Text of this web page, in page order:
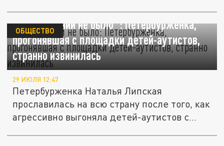
"Оскорблений не было": Петербурженка,
прогонявшая с площадки детей-аутистов,
странно извинилась
ОБЩЕСТВО
29 ИЮЛЯ 12:47
Петербурженка Наталья Липская
прославилась на всю страну после того, как
агрессивно выгоняла детей-аутистов с...